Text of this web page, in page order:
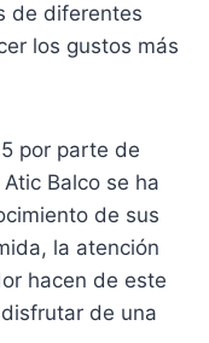
de diferentes
los gustos más
por parte de
Balco se ha
de sus
la atención
hacen de este
de una